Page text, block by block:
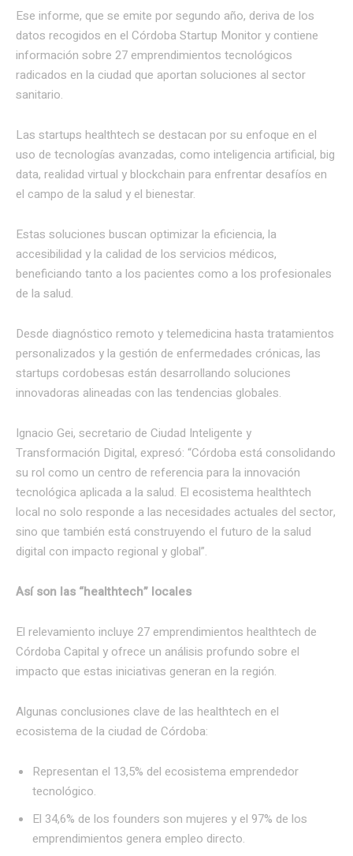
Ese informe, que se emite por segundo año, deriva de los
datos recogidos en el Córdoba Startup Monitor y contiene
información sobre 27 emprendimientos tecnológicos
radicados en la ciudad que aportan soluciones al sector
sanitario.
Las startups healthtech se destacan por su enfoque en el
uso de tecnologías avanzadas, como inteligencia artificial, big
data, realidad virtual y blockchain para enfrentar desafíos en
el campo de la salud y el bienestar.
Estas soluciones buscan optimizar la eficiencia, la
accesibilidad y la calidad de los servicios médicos,
beneficiando tanto a los pacientes como a los profesionales
de la salud.
Desde diagnóstico remoto y telemedicina hasta tratamientos
personalizados y la gestión de enfermedades crónicas, las
startups cordobesas están desarrollando soluciones
innovadoras alineadas con las tendencias globales.
Ignacio Gei, secretario de Ciudad Inteligente y
Transformación Digital, expresó: “Córdoba está consolidando
su rol como un centro de referencia para la innovación
tecnológica aplicada a la salud. El ecosistema healthtech
local no solo responde a las necesidades actuales del sector,
sino que también está construyendo el futuro de la salud
digital con impacto regional y global”.
Así son las “healthtech” locales
El relevamiento incluye 27 emprendimientos healthtech de
Córdoba Capital y ofrece un análisis profundo sobre el
impacto que estas iniciativas generan en la región.
Algunas conclusiones clave de las healthtech en el
ecosistema de la ciudad de Córdoba:
Representan el 13,5% del ecosistema emprendedor
tecnológico.
El 34,6% de los founders son mujeres y el 97% de los
emprendimientos genera empleo directo.